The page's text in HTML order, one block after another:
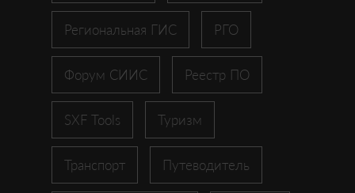
Региональная ГИС РГО
Форум СИИС Реестр ПО
SXF Tools Туризм
Транспорт Путеводитель